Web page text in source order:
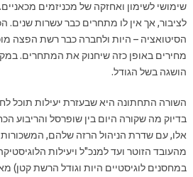
שימושי לשימון ואחזקה של מכניזמים
לציבור, אך אין לו מתחרים כבר עשרות שנים.
הסיטואציה – היות ולחברה כבר רשת הפצה
מחירים באופן כזה שיחנוק את המתחרים.
הושגה בשל הגודל.
השורה התחתונה היא שבעזרת יעילות תוכל
בדיוק מה שקורה היום בין שופרסל והריבוע
אלו, עם שדרת הניהול הרזה שלהם, המשכורות
מהעובד הזוטר ועד למנכ"ל ויעילות
במחסנים לוגיסטיים היות וגודל הרשת קטן)